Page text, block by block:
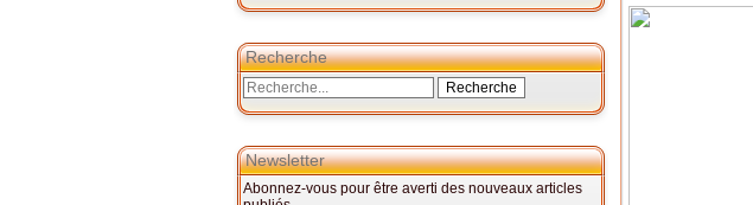
Recherche
Newsletter
Abonnez-vous pour être averti des nouveaux articles